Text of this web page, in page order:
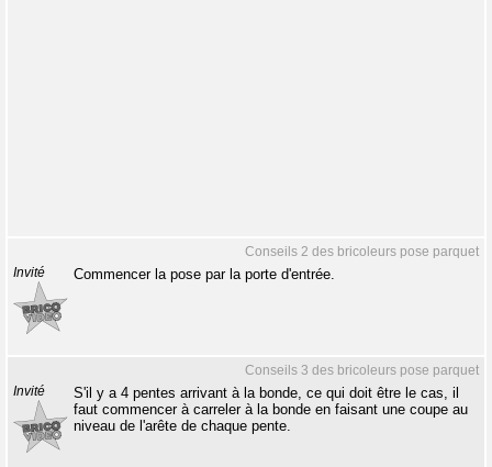
Conseils 2 des bricoleurs pose parquet
Invité Commencer la pose par la porte d'entrée.
Conseils 3 des bricoleurs pose parquet
Invité
S'il y a 4 pentes arrivant à la bonde, ce qui doit être le cas, il
faut commencer à carreler à la bonde en faisant une coupe au
niveau de l'arête de chaque pente.